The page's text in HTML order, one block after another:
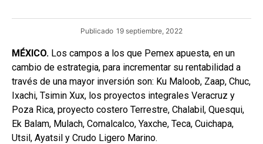
Publicado 19 septiembre, 2022
MÉXICO. Los campos a los que Pemex apuesta, en un
cambio de estrategia, para incrementar su rentabilidad a
través de una mayor inversión son: Ku Maloob, Zaap, Chuc,
Ixachi, Tsimin Xux, los proyectos integrales Veracruz y
Poza Rica, proyecto costero Terrestre, Chalabil, Quesqui,
Ek Balam, Mulach, Comalcalco, Yaxche, Teca, Cuichapa,
Utsil, Ayatsil y Crudo Ligero Marino.